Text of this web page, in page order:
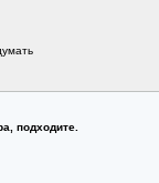
подходите.